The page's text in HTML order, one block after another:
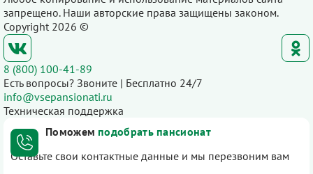
запрещено. Наши авторские права защищены законом.
Copyright 2026 ©
8 (800) 100-41-89
Есть вопросы? Звоните | Бесплатно 24/7
info@vsepansionati.ru
Техническая поддержка
Поможем подобрать пансионат
Оставьте свои контактные данные и мы перезвоним вам